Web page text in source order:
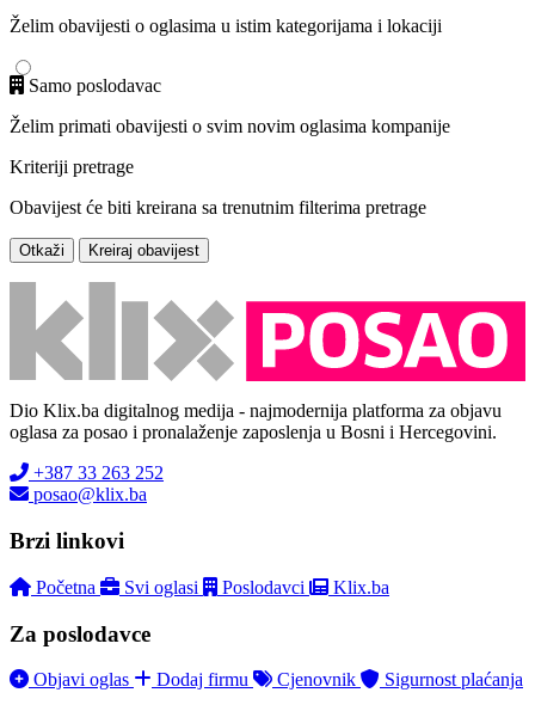
Želim obavijesti o oglasima u istim kategorijama i lokaciji
Samo poslodavac
Želim primati obavijesti o svim novim oglasima kompanije
Kriteriji pretrage
Obavijest će biti kreirana sa trenutnim filterima pretrage
Otkaži Kreiraj obavijest
Dio Klix.ba digitalnog medija - najmodernija platforma za objavu
oglasa za posao i pronalaženje zaposlenja u Bosni i Hercegovini.
+387 33 263 252
posao@klix.ba
Brzi linkovi
Početna Svi oglasi Poslodavci Klix.ba
Za poslodavce
Objavi oglas Dodaj firmu Cjenovnik Sigurnost plaćanja